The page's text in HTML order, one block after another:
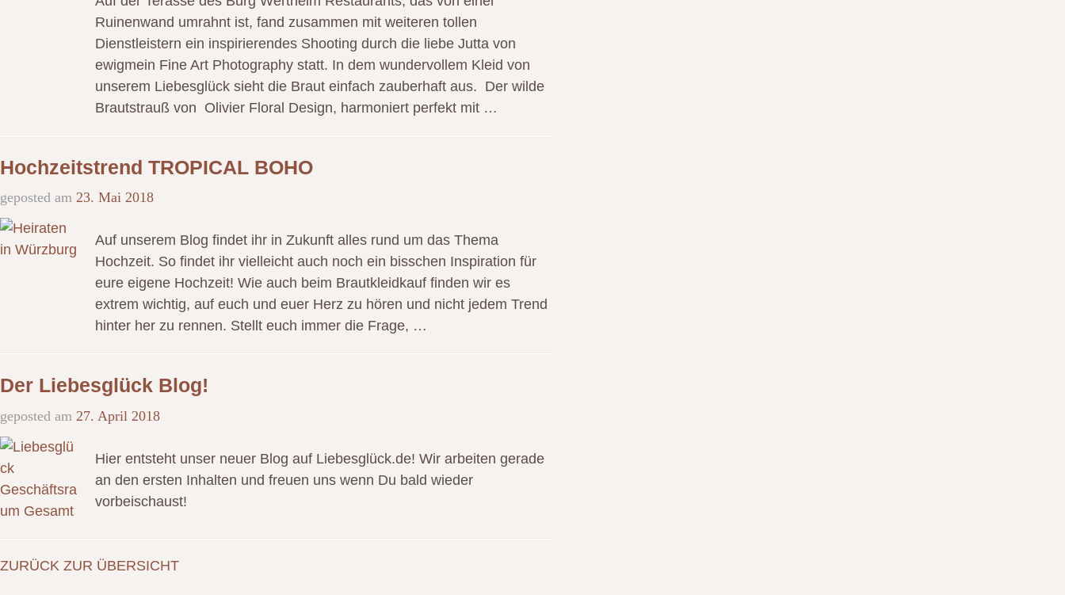
Ruinenwand umrahnt ist, fand zusammen mit weiteren tollen
Dienstleistern ein inspirierendes Shooting durch die liebe Jutta von
ewigmein Fine Art Photography statt. In dem wundervollem Kleid von
unserem Liebesglück sieht die Braut einfach zauberhaft aus. Der wilde
Brautstrauß von Olivier Floral Design, harmoniert perfekt mit …
Hochzeitstrend TROPICAL BOHO
geposted am 23. Mai 2018
Auf unserem Blog findet ihr in Zukunft alles rund um das Thema
Hochzeit. So findet ihr vielleicht auch noch ein bisschen Inspiration für
eure eigene Hochzeit! Wie auch beim Brautkleidkauf finden wir es
extrem wichtig, auf euch und euer Herz zu hören und nicht jedem Trend
hinter her zu rennen. Stellt euch immer die Frage, …
Der Liebesglück Blog!
geposted am 27. April 2018
Hier entsteht unser neuer Blog auf Liebesglück.de! Wir arbeiten gerade
an den ersten Inhalten und freuen uns wenn Du bald wieder
vorbeischaust!
ZURÜCK ZUR ÜBERSICHT